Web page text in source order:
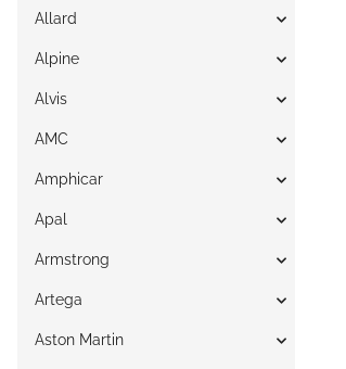
Allard
Alpine
Alvis
AMC
Amphicar
Apal
Armstrong
Artega
Aston Martin